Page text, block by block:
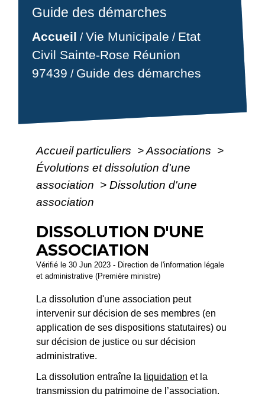
Guide des démarches
Accueil /Vie Municipale / Etat
Civil Sainte-Rose Réunion
97439 / Guide des démarches
Accueil particuliers >Associations >
Évolutions et dissolution d'une
association > Dissolution d'une
association
DISSOLUTION D'UNE
ASSOCIATION
Vérifié le 30 Jun 2023 - Direction de l'information légale
et administrative (Première ministre)
La dissolution d'une association peut
intervenir sur décision de ses membres (en
application de ses dispositions statutaires) ou
sur décision de justice ou sur décision
administrative.
La dissolution entraîne la liquidation et la
transmission du patrimoine de l’association.